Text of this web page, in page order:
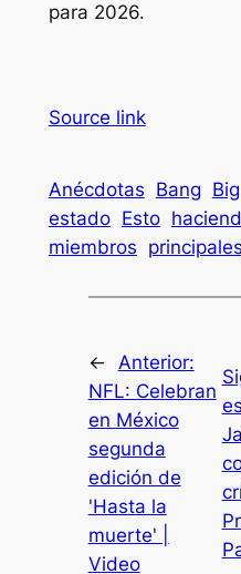
para 2026.
Source link
Anécdotas Bang Big
estado Esto
miembros principales
←
Anterior:
NFL: Celebran
en México
segunda
edición de
'Hasta la
muerte' |
Video